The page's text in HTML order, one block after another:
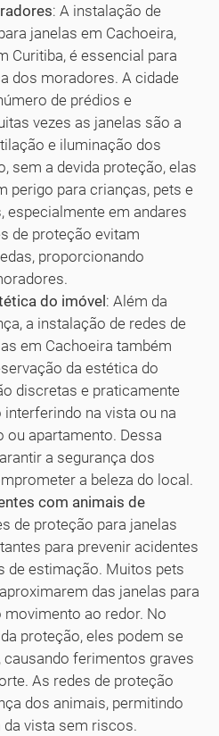
: A instalação de
janelas em Cachoeira,
Curitiba, é essencial para
dos moradores. A cidade
de prédios e
vezes as janelas são a
e iluminação dos
sem a devida proteção, elas
perigo para crianças, pets e
especialmente em andares
de proteção evitam
proporcionando
do imóvel : Além da
a instalação de redes de
em Cachoeira também
da estética do
discretas e praticamente
na vista ou na
ou apartamento. Dessa
a segurança dos
a beleza do local.
com animais de
de proteção para janelas
para prevenir acidentes
de estimação. Muitos pets
das janelas para
movimento ao redor. No
proteção, eles podem se
causando ferimentos graves
As redes de proteção
dos animais, permitindo
vista sem riscos.